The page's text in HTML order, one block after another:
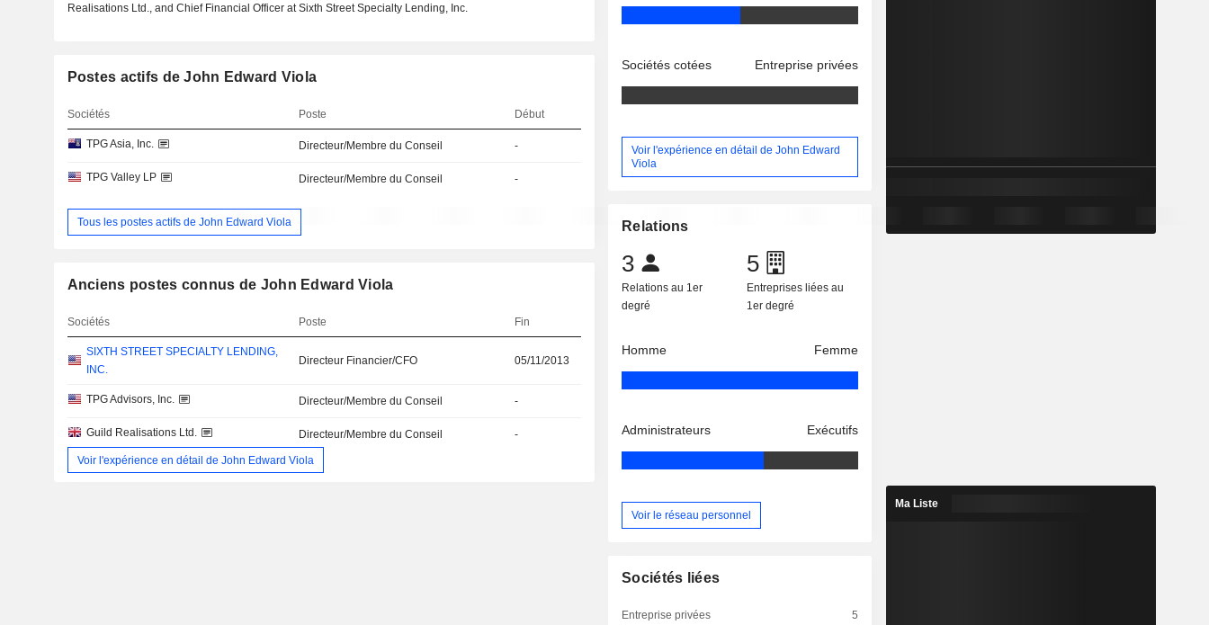
Realisations Ltd., and Chief Financial Officer at Sixth Street Specialty Lending, Inc.
Postes actifs de John Edward Viola
Sociétés Poste Début
TPG Asia, Inc. Directeur/Membre du Conseil -
TPG Valley LP Directeur/Membre du Conseil -
Tous les postes actifs de John Edward Viola
Anciens postes connus de John Edward Viola
Sociétés Poste Fin
SIXTH STREET SPECIALTY LENDING,
INC.
Directeur Financier/CFO 05/11/2013
TPG Advisors, Inc. Directeur/Membre du Conseil -
Guild Realisations Ltd. Directeur/Membre du Conseil
-
Voir l'expérience en détail de John Edward Viola
Sociétés cotées Entreprise privées
Voir l'expérience en détail de John Edward
Viola
Relations
3
Relations au 1er
degré
5
Entreprises liées au
1er degré
Homme Femme
Administrateurs Exécutifs
Voir le réseau personnel
Sociétés liées
Entreprise privées 5
Ma Liste